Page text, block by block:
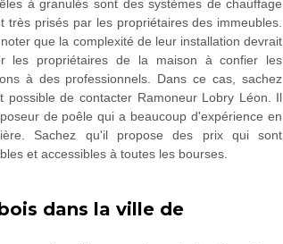
à granulés sont des systèmes de chauffage
très prisés par les propriétaires des immeubles.
que la complexité de leur installation devrait
les propriétaires de la maison à confier les
à des professionnels. Dans ce cas, sachez
possible de contacter Ramoneur Lobry Léon. Il
de poêle qui a beaucoup d'expérience en
Sachez qu'il propose des prix qui sont
et accessibles à toutes les bourses.
dans la ville de